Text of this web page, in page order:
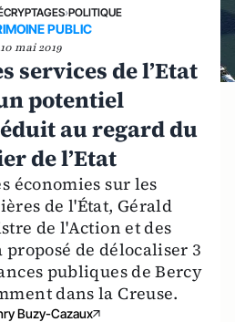
›POLITIQUE
PUBLIC
10 mai 2019
services de l’Etat
potentiel
au regard du
de l’Etat
économies sur les
de l'État, Gérald
de l'Action et des
proposé de délocaliser 3
publiques de Bercy
dans la Creuse.
Buzy-Cazaux